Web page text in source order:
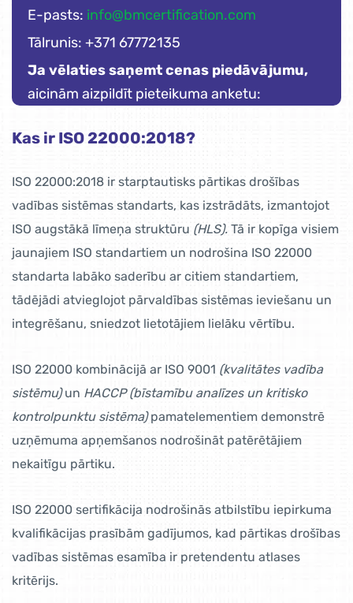
E-pasts: info@bmcertification.com
Tālrunis: +371 67772135
Ja vēlaties saņemt cenas piedāvājumu,
aicinām aizpildīt pieteikuma anketu:
Kas ir ISO 22000:2018?
ISO 22000:2018 ir starptautisks pārtikas drošības
vadības sistēmas standarts, kas izstrādāts, izmantojot
ISO augstākā līmeņa struktūru (HLS). Tā ir kopīga visiem
jaunajiem ISO standartiem un nodrošina ISO 22000
standarta labāko saderību ar citiem standartiem,
tādējādi atvieglojot pārvaldības sistēmas ieviešanu un
integrēšanu, sniedzot lietotājiem lielāku vērtību.
ISO 22000 kombinācijā ar ISO 9001 (kvalitātes vadība
sistēmu)un HACCP (bīstamību analīzes un kritisko
kontrolpunktu sistēma)pamatelementiem demonstrē
uzņēmuma apņemšanos nodrošināt patērētājiem
nekaitīgu pārtiku.
ISO 22000 sertifikācija nodrošinās atbilstību iepirkuma
kvalifikācijas prasībām gadījumos, kad pārtikas drošības
vadības sistēmas esamība ir pretendentu atlases
kritērijs.